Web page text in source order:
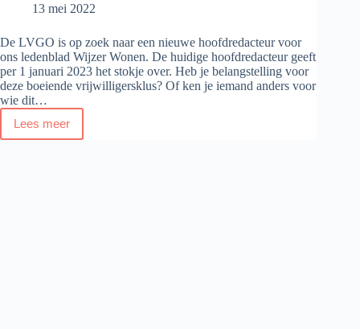
13 mei 2022
De LVGO is op zoek naar een nieuwe hoofdredacteur voor
ons ledenblad Wijzer Wonen. De huidige hoofdredacteur geeft
per 1 januari 2023 het stokje over. Heb je belangstelling voor
deze boeiende vrijwilligersklus? Of ken je iemand anders voor
wie dit…
Lees meer
Wijzer
Wonen